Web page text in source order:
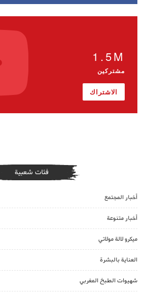
1.5M
مشتركين
الاشتراك
فئات شعبية
أخبار المجتمع
أخبار متنوعة
ميكرو لالة مولاتي
العناية بالبشرة
شهيوات الطبخ المغربي